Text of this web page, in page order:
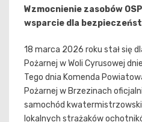
Wzmocnienie zasobów
wsparcie dla
18 marca 2026 roku stał się
Pożarnej w Woli Cyrusowej
Tego dnia Komenda
Pożarnej w Brzezinach
samochód kwatermistrzowski
lokalnych strażaków